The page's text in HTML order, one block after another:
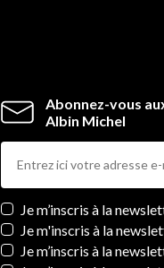
Abonnez-vous
Albin Michel
Newsletters
Je m’inscris à la
Je m'inscris à la
Je m’inscris à la